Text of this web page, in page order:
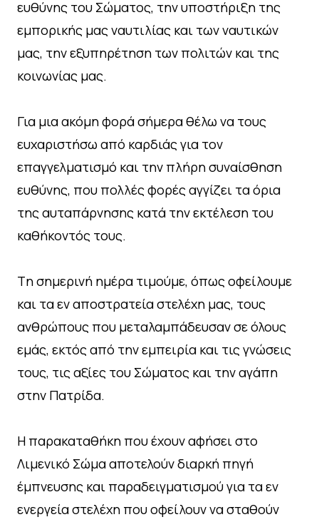
ευθύνης του Σώματος, την υποστήριξη της
εμπορικής μας ναυτιλίας και των ναυτικών
μας, την εξυπηρέτηση των πολιτών και της
κοινωνίας μας.
Για μια ακόμη φορά σήμερα θέλω να τους
ευχαριστήσω από καρδιάς για τον
επαγγελματισμό και την πλήρη συναίσθηση
ευθύνης, που πολλές φορές αγγίζει τα όρια
της αυταπάρνησης κατά την εκτέλεση του
καθήκοντός τους.
Tη σημερινή ημέρα τιμούμε, όπως οφείλουμε
και τα εν αποστρατεία στελέχη μας, τους
ανθρώπους που μεταλαμπάδευσαν σε όλους
εμάς, εκτός από την εμπειρία και τις γνώσεις
τους, τις αξίες του Σώματος και την αγάπη
στην Πατρίδα.
Η παρακαταθήκη που έχουν αφήσει στο
Λιμενικό Σώμα αποτελούν διαρκή πηγή
έμπνευσης και παραδειγματισμού για τα εν
ενεργεία στελέχη που οφείλουν να σταθούν